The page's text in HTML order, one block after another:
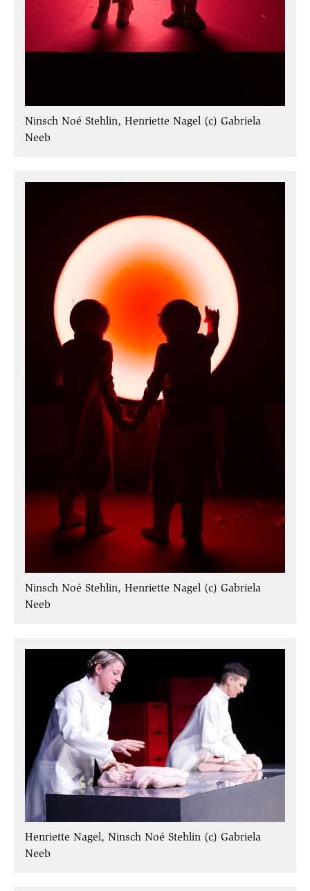
Ninsch Noé Stehlin, Henriette Nagel (c) Gabriela
Neeb
Ninsch Noé Stehlin, Henriette Nagel (c) Gabriela
Neeb
Henriette Nagel, Ninsch Noé Stehlin (c) Gabriela
Neeb